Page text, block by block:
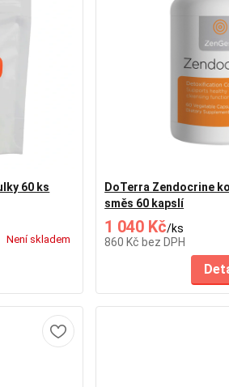
60 ks
Není skladem
DoTerra Zendocrine
směs 60 kapslí
1 040 Kč/ks
860 Kčbez DPH